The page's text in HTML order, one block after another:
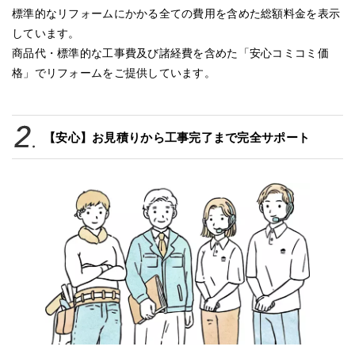
標準的なリフォームにかかる全ての費用を含めた総額料金を表示
しています。
商品代・標準的な工事費及び諸経費を含めた「安心コミコミ価
格」でリフォームをご提供しています。
【安心】お見積りから工事完了まで完全サポート